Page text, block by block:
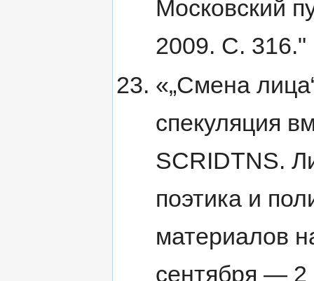
Московский
2009. С. 316."
«„Смена
спекуляция
SCRIDTNS.
поэтика и
материалов
сентября — 2